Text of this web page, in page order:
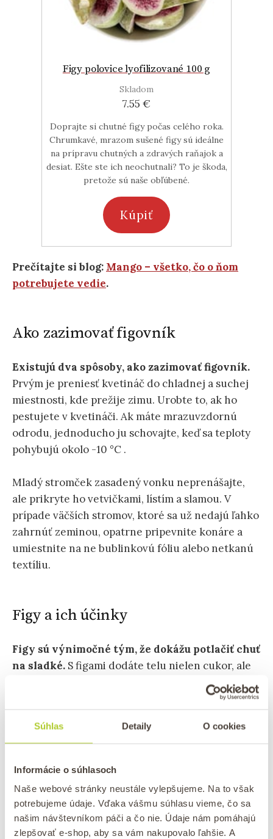
Súhlas Detaily O cookies
Informácie o súhlasoch
Naše webové stránky neustále vylepšujeme. Na to však
potrebujeme údaje. Vďaka vášmu súhlasu vieme, čo sa
našim návštevníkom páči a čo nie. Údaje nám pomáhajú
zlepšovať e-shop, aby sa vám nakupovalo ľahšie. A
Figy polovice lyofilizované 100 g
Skladom
7.55 €
Doprajte si chutné figy počas celého roka.
Chrumkavé, mrazom sušené figy sú ideálne
na prípravu chutných a zdravých raňajok a
desiat. Ešte ste ich neochutnali? To je škoda,
pretože sú naše obľúbené.
Kúpiť
Prečítajte si blog: Mango – všetko, čo o ňom
potrebujete vedie.
Ako zazimovať figovník
Existujú dva spôsoby, ako zazimovať figovník.
Prvým je preniesť kvetináč do chladnej a suchej
miestnosti, kde prežije zimu. Urobte to, ak ho
pestujete v kvetináči. Ak máte mrazuvzdornú
odrodu, jednoducho ju schovajte, keď sa teploty
pohybujú okolo -10 °C .
Mladý stromček zasadený vonku neprenášajte,
ale prikryte ho vetvičkami, lístím a slamou. V
prípade väčších stromov, ktoré sa už nedajú ľahko
zahrnúť zeminou, opatrne pripevnite konáre a
umiestnite na ne bublinkovú fóliu alebo netkanú
textíliu.
Figy a ich účinky
Figy sú výnimočné tým, že dokážu potlačiť chuť
na sladké. S figami dodáte telu nielen cukor, ale
aj ďalšie cenné živiny. Čím môžu figy pomôcť
Zlepšujú trávenie.
Pomáhajú znižovať vysoký krvný tlak.
Zvyšujú hustotu kostí.
A to všetko preto, že obsahujú probiotiká,
vápnik a draslík.Okrem toho obsahujú horčík,